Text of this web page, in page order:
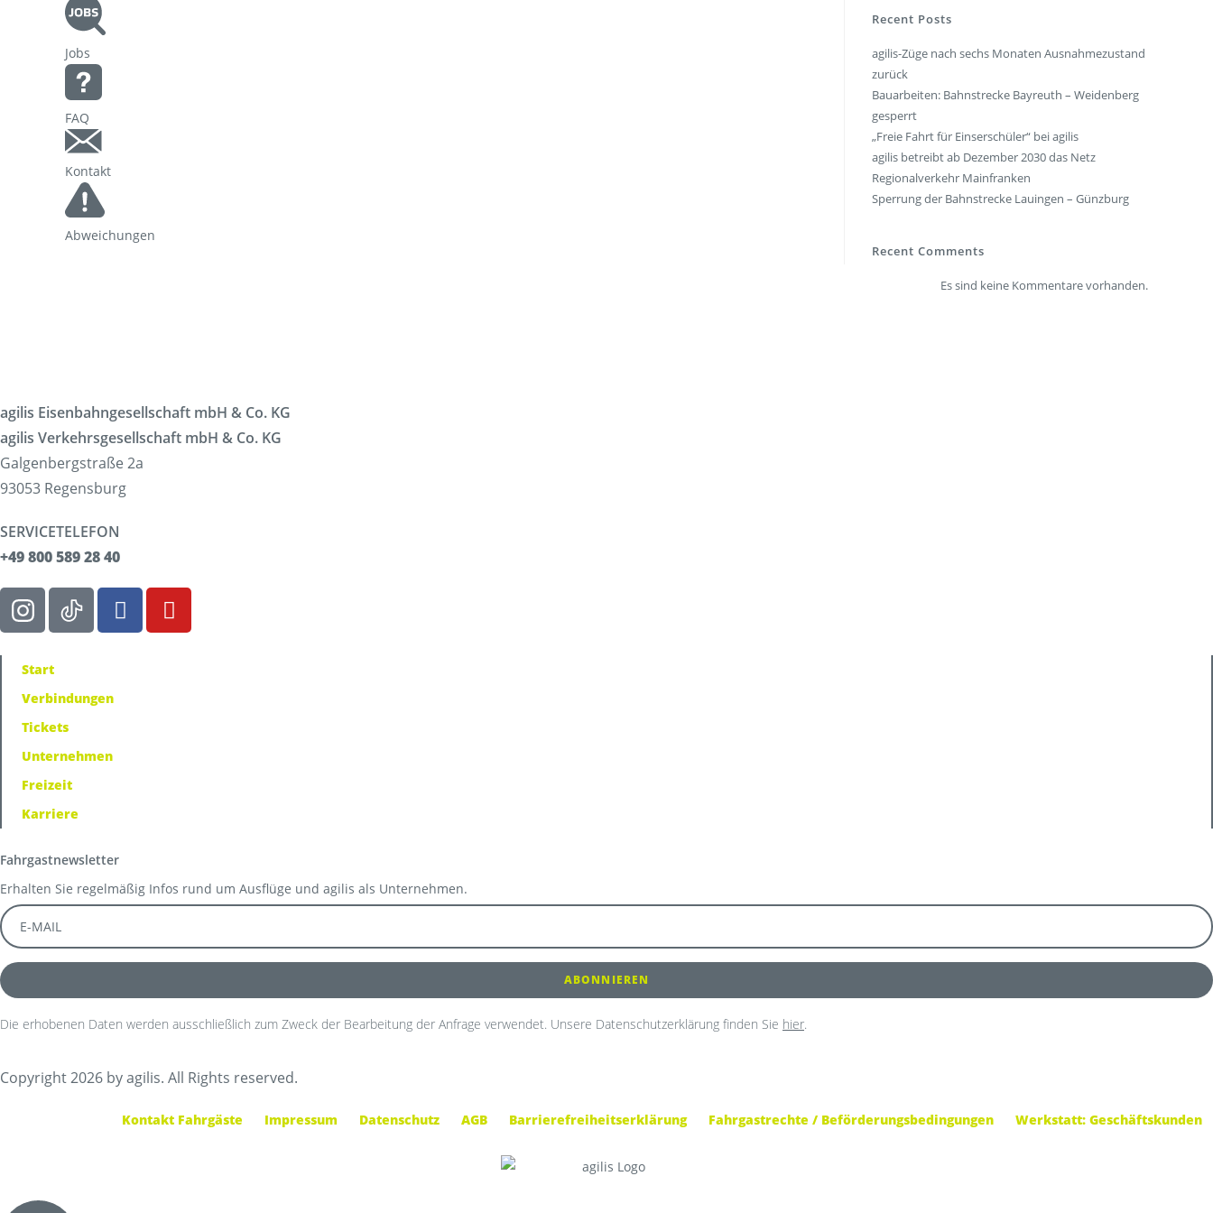
Korridorsanierung
Baumaßnahmen_RVOF
Umwelt & Nachhaltigkeit
Kontakt Fahrgäste
Jobs
FAQ
Kontakt
Abweichungen
Recent Posts
agilis-Züge nach sechs Monaten Ausnahmezustand
zurück
Bauarbeiten: Bahnstrecke Bayreuth – Weidenberg
gesperrt
„Freie Fahrt für Einserschüler“ bei agilis
agilis betreibt ab Dezember 2030 das Netz
Regionalverkehr Mainfranken
Sperrung der Bahnstrecke Lauingen – Günzburg
Recent Comments
Es sind keine Kommentare vorhanden.
agilis Eisenbahngesellschaft mbH & Co. KG
agilis Verkehrsgesellschaft mbH & Co. KG
Galgenbergstraße 2a
93053 Regensburg
SERVICETELEFON
+49 800 589 28 40
Start
Verbindungen
Tickets
Unternehmen
Freizeit
Karriere
Fahrgastnewsletter
Erhalten Sie regelmäßig Infos rund um Ausflüge und agilis als Unternehmen.
Die erhobenen Daten werden ausschließlich zum Zweck der Bearbeitung der Anfrage verwendet. Unsere Datenschutzerklärung finden Sie hier.
Copyright 2026 by agilis. All Rights reserved.
Kontakt Fahrgäste Impressum Datenschutz AGB Barrierefreiheitserklärung Fahrgastrechte / Beförderungsbedingungen Werkstatt: Geschäftskunden